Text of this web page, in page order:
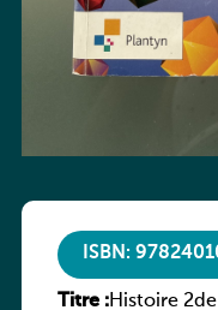
ISBN:
Titre :Histoire